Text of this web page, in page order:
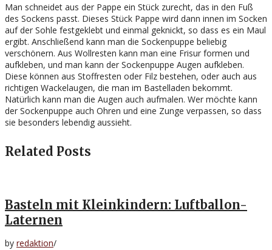
Man schneidet aus der Pappe ein Stück zurecht, das in den Fuß
des Sockens passt. Dieses Stück Pappe wird dann innen im Socken
auf der Sohle festgeklebt und einmal geknickt, so dass es ein Maul
ergibt. Anschließend kann man die Sockenpuppe beliebig
verschönern. Aus Wollresten kann man eine Frisur formen und
aufkleben, und man kann der Sockenpuppe Augen aufkleben.
Diese können aus Stoffresten oder Filz bestehen, oder auch aus
richtigen Wackelaugen, die man im Bastelladen bekommt.
Natürlich kann man die Augen auch aufmalen. Wer möchte kann
der Sockenpuppe auch Ohren und eine Zunge verpassen, so dass
sie besonders lebendig aussieht.
Related Posts
Basteln mit Kleinkindern: Luftballon-
Laternen
by redaktion/